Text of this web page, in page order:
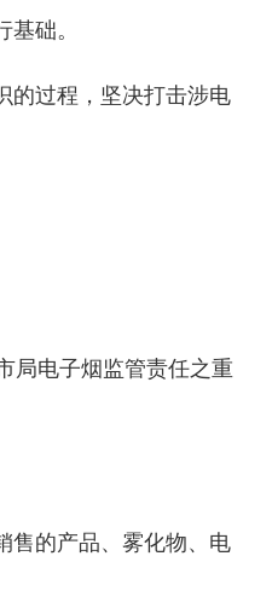
础。
的过程，坚决打击涉电
局电子烟监管责任之重
售的产品、雾化物、电